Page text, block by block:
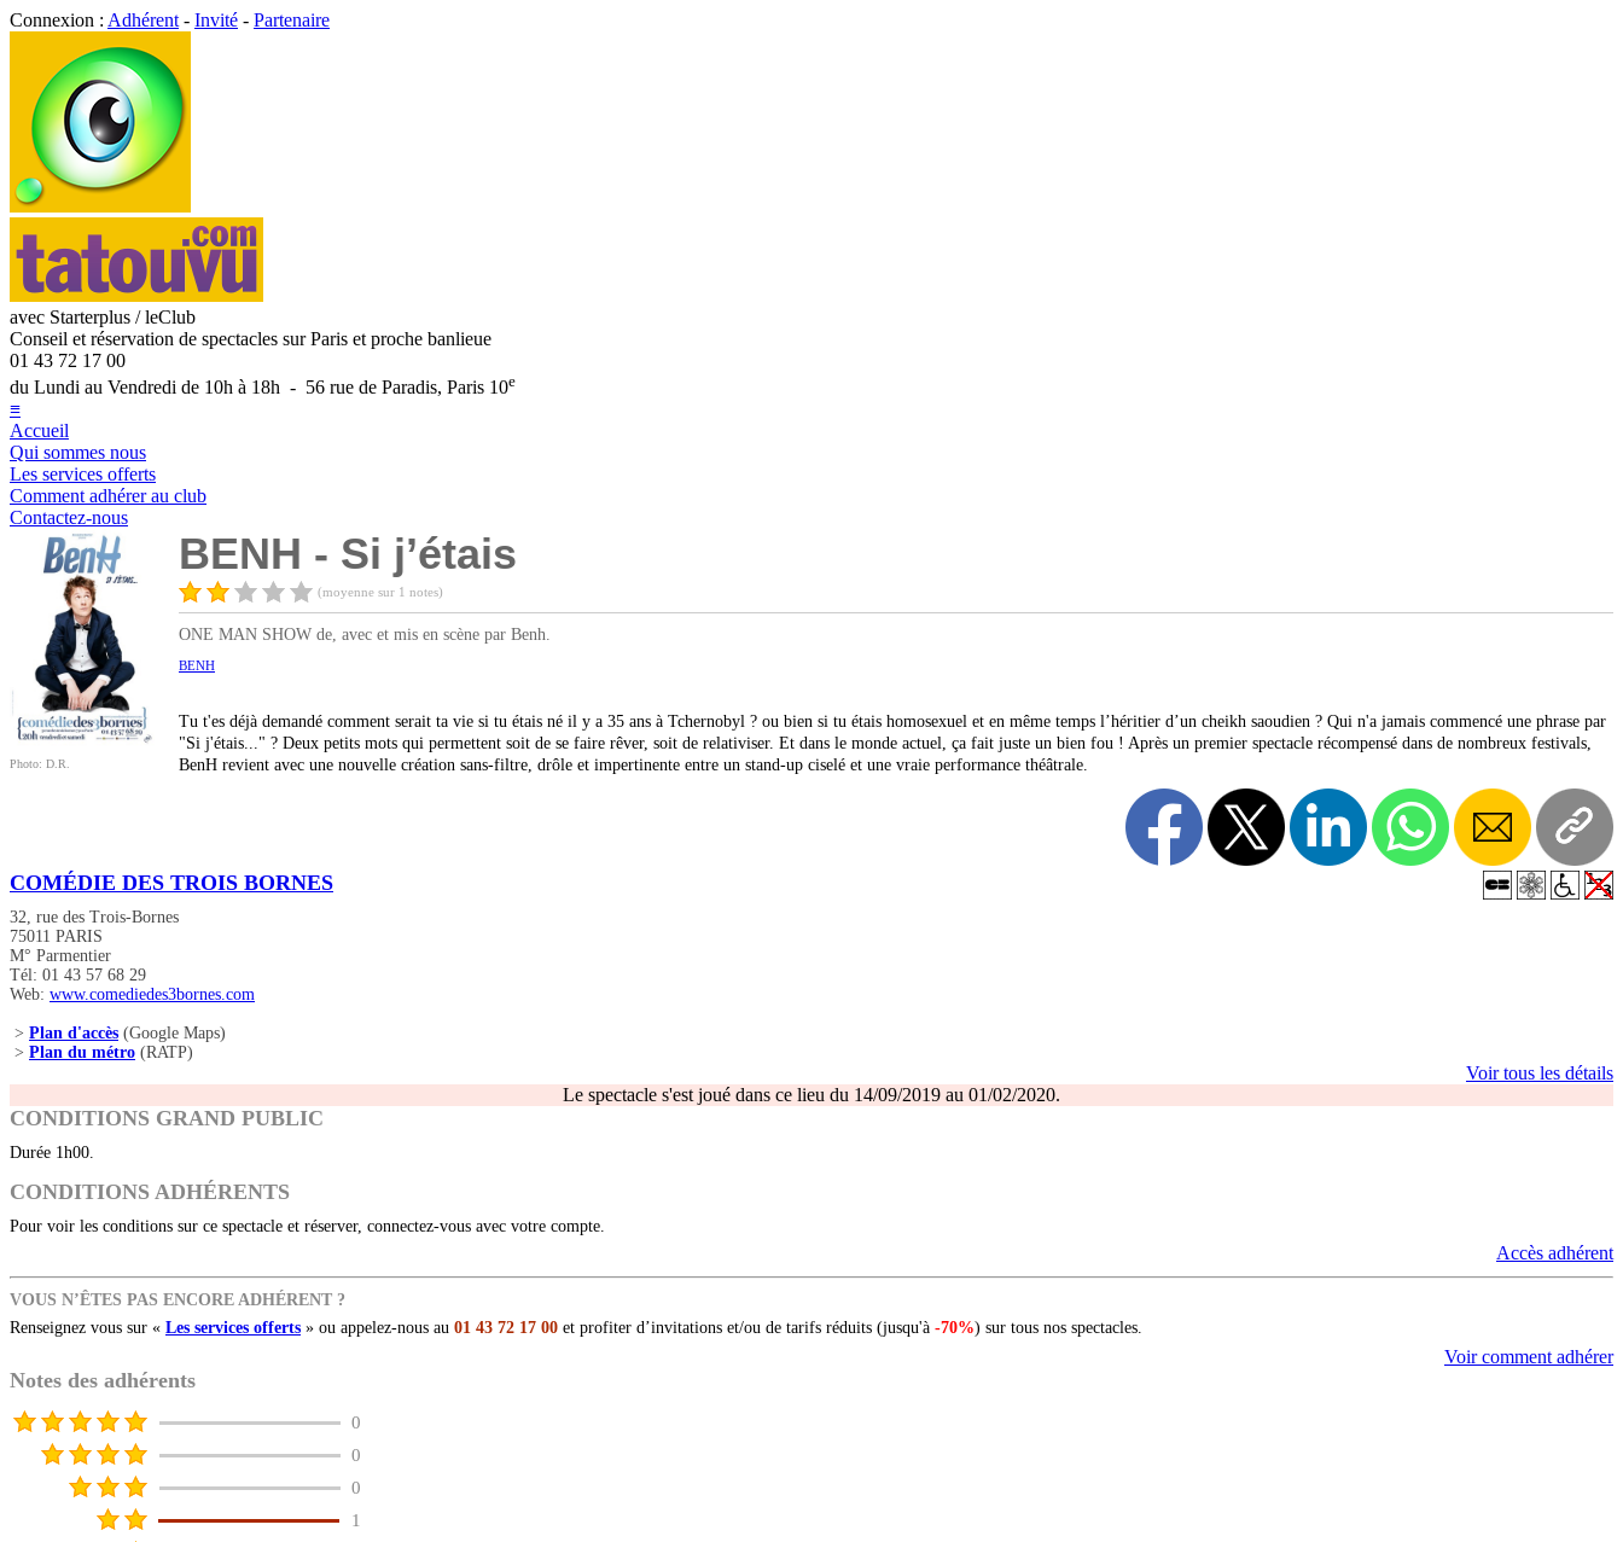
Connexion : Adhérent - Invité - Partenaire
avec Starterplus / leClub
Conseil et réservation de spectacles sur Paris et proche banlieue
01 43 72 17 00
du Lundi au Vendredi de 10h à 18h - 56 rue de Paradis, Paris 10e
≡
Accueil
Qui sommes nous
Les services offerts
Comment adhérer au club
Contactez-nous
Photo: D.R.
BENH - Si j’étais
(moyenne sur 1 notes)
ONE MAN SHOW de, avec et mis en scène par Benh.
BENH
Tu t'es déjà demandé comment serait ta vie si tu étais né il y a 35 ans à Tchernobyl ? ou bien si tu étais homosexuel et en même temps l’héritier d’un cheikh saoudien ? Qui n'a jamais commencé une phrase par
"Si j'étais..." ? Deux petits mots qui permettent soit de se faire rêver, soit de relativiser. Et dans le monde actuel, ça fait juste un bien fou ! Après un premier spectacle récompensé dans de nombreux festivals,
BenH revient avec une nouvelle création sans-filtre, drôle et impertinente entre un stand-up ciselé et une vraie performance théâtrale.
COMÉDIE DES TROIS BORNES
32, rue des Trois-Bornes
75011 PARIS
M° Parmentier
Tél: 01 43 57 68 29
Web: www.comediedes3bornes.com
> Plan d'accès (Google Maps)
> Plan du métro (RATP)
Voir tous les détails
Le spectacle s'est joué dans ce lieu du 14/09/2019 au 01/02/2020.
CONDITIONS GRAND PUBLIC
Durée 1h00.
CONDITIONS ADHÉRENTS
Pour voir les conditions sur ce spectacle et réserver, connectez-vous avec votre compte.
Accès adhérent
VOUS N’ÊTES PAS ENCORE ADHÉRENT ?
Renseignez vous sur « Les services offerts » ou appelez-nous au 01 43 72 17 00 et profiter d’invitations et/ou de tarifs réduits (jusqu'à -70%) sur tous nos spectacles.
Voir comment adhérer
Notes des adhérents
0
0
0
1